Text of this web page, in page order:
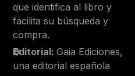
que identifica al libro y
facilita su búsqueda y
compra.
Editorial: Gaia Ediciones,
una editorial española